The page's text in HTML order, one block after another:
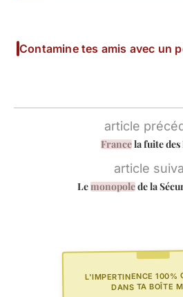
Contamine tes amis avec un
article
Francela fuite des
article
Lemonopolede la
L'IMPERTINENCE 100%
DANS TA BOÎTE